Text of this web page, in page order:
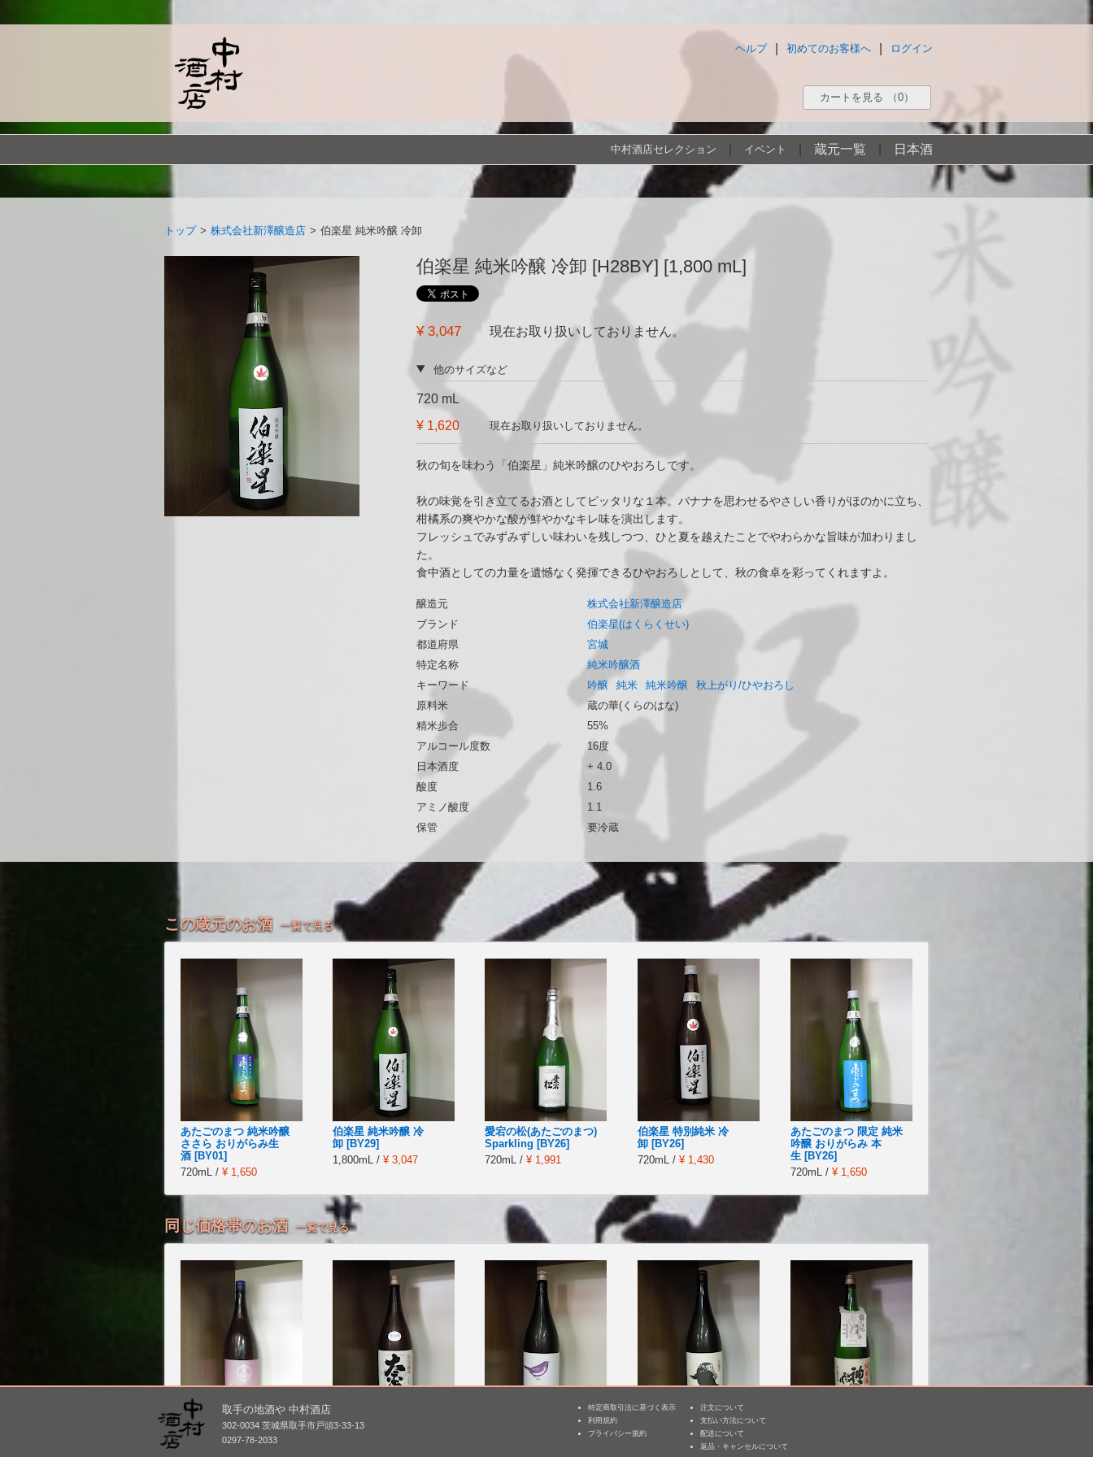
ログイン
初めてのお客様へ
ヘルプ
カートを見る （0）
中村酒店セレクション イベント 蔵元一覧 日本酒
トップ > 株式会社新澤醸造店 > 伯楽星 純米吟醸 冷卸
伯楽星 純米吟醸 冷卸 [H28BY] [1,800 mL]
¥ 3,047 現在お取り扱いしておりません。
他のサイズなど
720 mL
¥ 1,620
現在お取り扱いしておりません。
秋の旬を味わう「伯楽星」純米吟醸のひやおろしです。
秋の味覚を引き立てるお酒としてピッタリな１本。バナナを思わせるやさしい香りがほのかに立ち、
柑橘系の爽やかな酸が鮮やかなキレ味を演出します。
フレッシュでみずみずしい味わいを残しつつ、ひと夏を越えたことでやわらかな旨味が加わりまし
た。
食中酒としての力量を遺憾なく発揮できるひやおろしとして、秋の食卓を彩ってくれますよ。
醸造元
株式会社新澤醸造店
ブランド
伯楽星(はくらくせい)
都道府県
宮城
特定名称
純米吟醸酒
キーワード
吟醸 純米 純米吟醸
秋上がり/ひやおろし
原料米
蔵の華(くらのはな)
精米歩合
55%
アルコール度数
16度
日本酒度
+ 4.0
酸度
1.6
アミノ酸度
1.1
保管
要冷蔵
この蔵元のお酒 一覧で見る
あたごのまつ 純米吟醸
ささら おりがらみ生
酒 [BY01]
720mL / ¥ 1,650
伯楽星 純米吟醸 冷
卸 [BY29]
1,800mL / ¥ 3,047
愛宕の松(あたごのまつ)
Sparkling [BY26]
720mL / ¥ 1,991
伯楽星 特別純米 冷
卸 [BY26]
720mL / ¥ 1,430
あたごのまつ 限定 純米
吟醸 おりがらみ 本
生 [BY26]
720mL / ¥ 1,650
同じ価格帯のお酒 一覧で見る
明鏡止水 純米 雄町(火入
太平海 特別純米
庭のうぐいす 純米吟醸
鶴齢 純米 雪男
¥ 3,454
取手の地酒や 中村酒店
302-0034 茨城県取手市戸頭3-33-13
0297-78-2033
特定商取引法に基づく表示
利用規約
プライバシー規約
注文について
支払い方法について
配送について
返品・キャンセルについて